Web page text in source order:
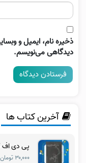
ذخیره نام، ایمیل و
دیدگاهی می‌نویسم.
آخرین کتاب ها
پی دی اف
۳۰,۰۰۰ تومان